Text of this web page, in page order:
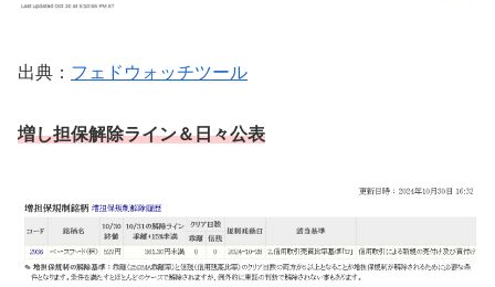
出典： フェドウォッチツール
増し担保解除ライン＆日々公表